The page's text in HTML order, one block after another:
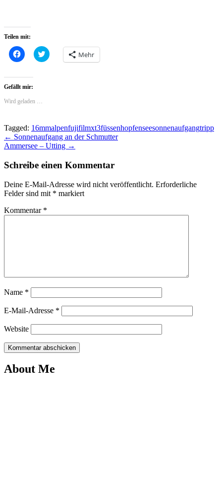
Teilen mit:
Klick,
um
zu
teilen
(Wird
in
neuem
Click
to Mehr
Gefällt mir:
Wird geladen …
Tagged: 16mmalpenfujifilmxt3füssenhopfenseesonnenaufgangtripp
Beitragsnavigation
← Sonnenaufgang an der Schmutter
Ammersee – Utting →
Schreibe einen Kommentar
Deine E-Mail-Adresse wird nicht veröffentlicht. Erforderliche
Felder sind mit * markiert
Kommentar *
Name *
E-Mail-Adresse *
Website
About Me